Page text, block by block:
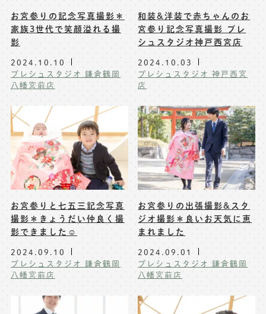
お宮参りの記念写真撮影＊
家族3世代で笑顔溢れる撮
影
2024.10.10
プレシュスタジオ 鎌倉鶴岡
八幡宮前店
和装&洋装で赤ちゃんのお
宮参り記念写真撮影 プレ
シュスタジオ神戸西宮店
2024.10.03
プレシュスタジオ 神戸西宮
店
お宮参りと七五三記念写真
撮影＊きょうだい仲良く撮
影できました☺️
2024.09.10
プレシュスタジオ 鎌倉鶴岡
八幡宮前店
お宮参りの出張撮影&スタ
ジオ撮影＊良いお天気に恵
まれました
2024.09.01
プレシュスタジオ 鎌倉鶴岡
八幡宮前店